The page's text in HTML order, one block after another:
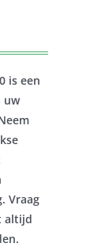
is een
uw
Vraag
altijd